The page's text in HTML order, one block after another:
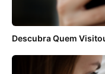
Descubra Quem